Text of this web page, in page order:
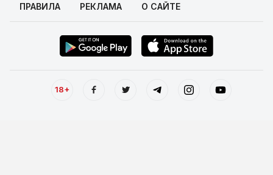
ПРАВИЛА РЕКЛАМА О САЙТЕ
18+